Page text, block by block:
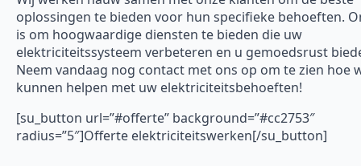
oplossingen te bieden voor hun specifieke behoeften.
is om hoogwaardige diensten te bieden die uw
elektriciteitssysteem verbeteren en u gemoedsrust
Neem vandaag nog contact met ons op om te zien hoe
kunnen helpen met uw elektriciteitsbehoeften!
[su_button url=”#offerte” background=”#cc2753″
radius=”5″]Offerte elektriciteitswerken[/su_button]